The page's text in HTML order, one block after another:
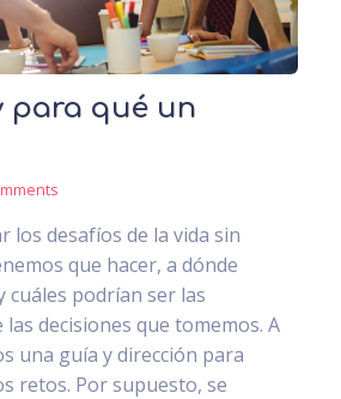
para qué un
los desafíos de la vida sin
que hacer, a dónde
cuáles podrían ser las
las decisiones que tomemos. A
una guía y dirección para
retos. Por supuesto, se